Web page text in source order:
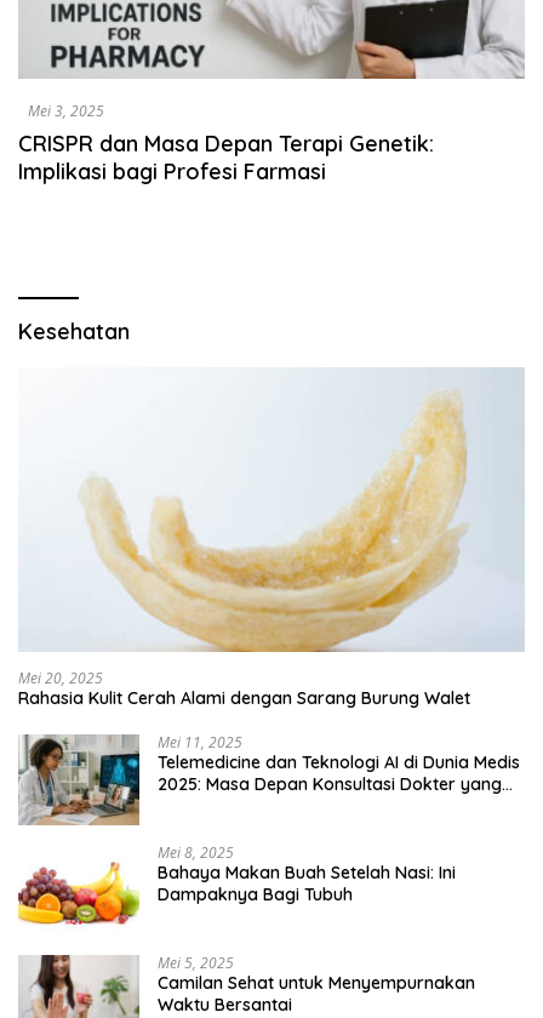
Mei 3, 2025
CRISPR dan Masa Depan Terapi Genetik:
Implikasi bagi Profesi Farmasi
Kesehatan
Mei 20, 2025
Rahasia Kulit Cerah Alami dengan Sarang Burung Walet
Mei 11, 2025
Telemedicine dan Teknologi AI di Dunia Medis
2025: Masa Depan Konsultasi Dokter yang
Mei 8, 2025
Bahaya Makan Buah Setelah Nasi: Ini
Dampaknya Bagi Tubuh
Mei 5, 2025
Camilan Sehat untuk Menyempurnakan
Waktu Bersantai